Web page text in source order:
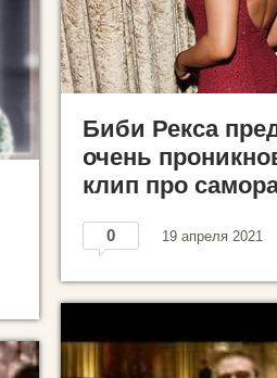
Биби Рекса
очень
клип про
0 19 апреля 2021